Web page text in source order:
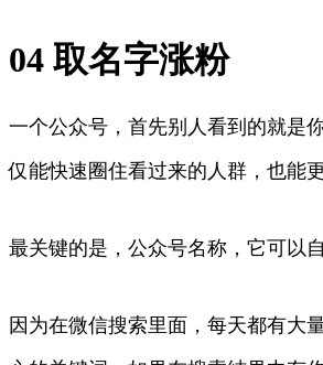
04 取名字涨粉
一个公众号，首先别人看到的就是
仅能快速圈住看过来的人群，也能
最关键的是，公众号名称，它可以自
因为在微信搜索里面，每天都有大